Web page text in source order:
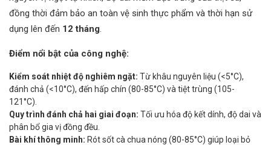
đồng thời đảm bảo an toàn vệ sinh thực phẩm và thời hạn sử
dụng lên đến 12 tháng.
Điểm nổi bật của công nghệ:
Kiểm soát nhiệt độ nghiêm ngặt: Từ khâu nguyên liệu (<5°C),
đánh chả (<10°C), đến hấp chín (80-85°C) và tiệt trùng (105-
121°C).
Quy trình đánh chả hai giai đoạn: Tối ưu hóa độ kết dính, độ dai và
phân bổ gia vị đồng đều.
Bài khí thông minh: Rót sốt cà chua nóng (80-85°C) giúp loại bỏ